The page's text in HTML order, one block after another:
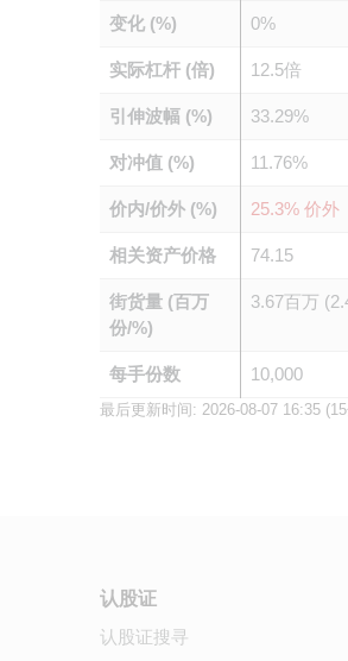
变化 (%) 0%
实际杠杆 (倍) 12.5倍
引伸波幅 (%) 33.29%
对冲值 (%) 11.76%
价内/价外 (%) 25.3% 价外
相关资产价格 74.15
街货量 (百万
份/%)
3.67百万
每手份数 10,000
最后更新时间: 2026-08-07 16:35
认股证
认股证搜寻